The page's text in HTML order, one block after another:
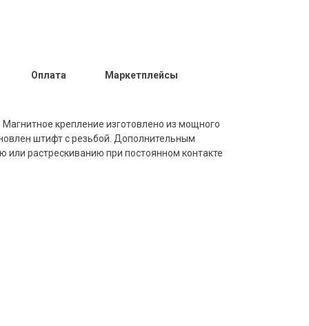
Оплата Маркетплейсы
крепление изготовлено из мощного
штифт с резьбой. Дополнительным
или растрескиванию при постоянном контакте